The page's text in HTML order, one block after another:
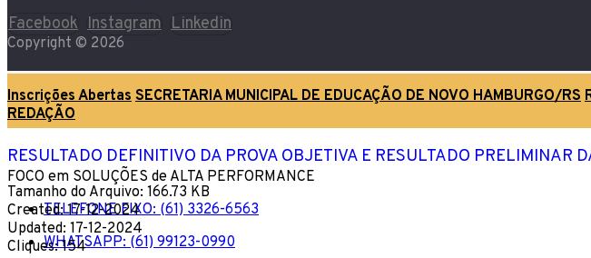
FOCO em SOLUÇÕES de ALTA PERFORMANCE
TELEFONE FIXO: (61) 3326-6563
WHATSAPP: (61) 99123-0990
Facebook Instagram Linkedin
Copyright © 2026
Inscrições Abertas SECRETARIA MUNICIPAL DE EDUCAÇÃO DE NOVO HAMBURGO/RS
REDAÇÃO
RESULTADO DEFINITIVO DA PROVA OBJETIVA E RESULTADO PRELIMINAR
Tamanho do Arquivo: 166.73 KB
Created: 17-12-2024
Updated: 17-12-2024
Cliques: 154